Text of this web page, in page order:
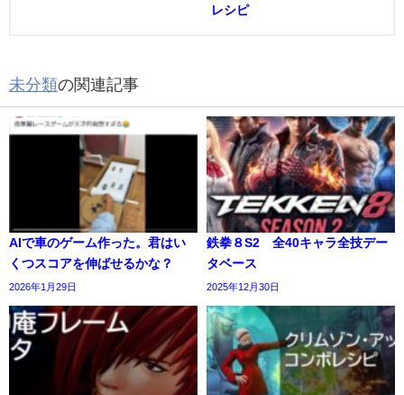
レシピ
未分類の関連記事
AIで車のゲーム作った。君はい
くつスコアを伸ばせるかな？
2026年1月29日
鉄拳８S2 全40キャラ全技デー
タベース
2025年12月30日